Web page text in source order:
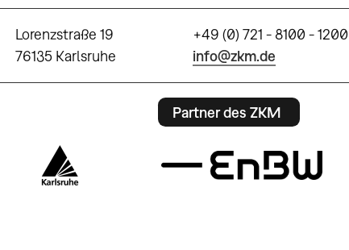
Lorenzstraße 19
76135 Karlsruhe
+49 (0) 721 - 8100 - 1200
info@zkm.de
Partner des ZKM